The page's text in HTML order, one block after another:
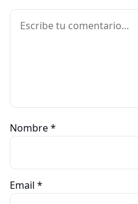
Comentario
Nombre*
Email *